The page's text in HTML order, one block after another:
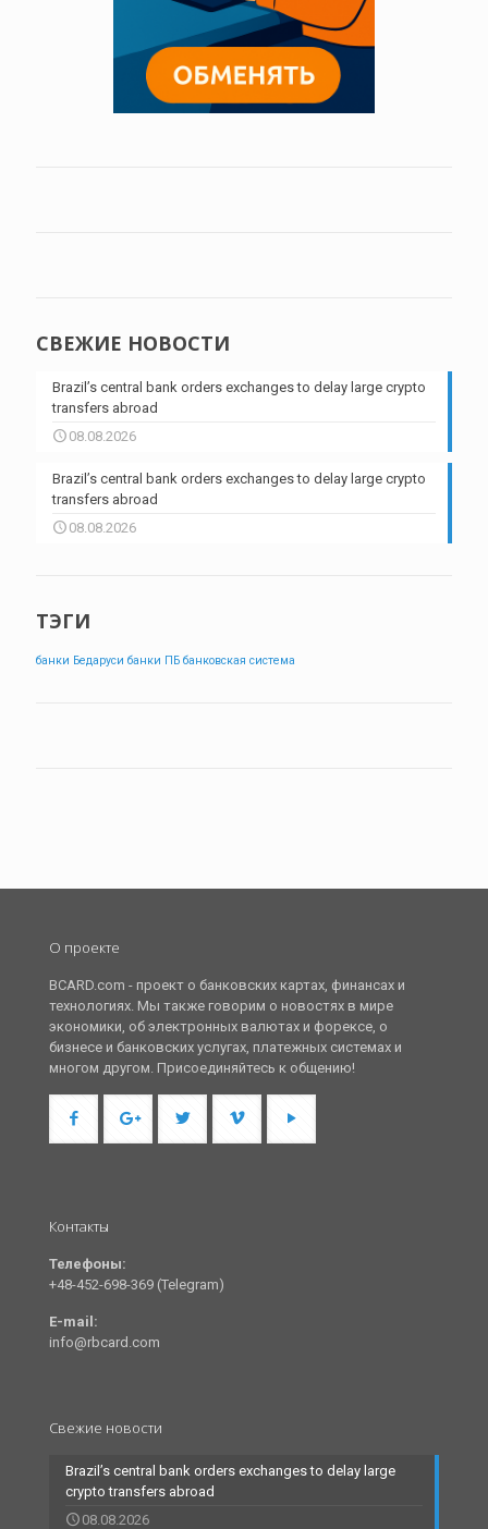
СВЕЖИЕ НОВОСТИ
Brazil’s central bank orders exchanges to delay large crypto
transfers abroad
08.08.2026
Brazil’s central bank orders exchanges to delay large crypto
transfers abroad
08.08.2026
ТЭГИ
банки Бедаруси банки ПБ банковская система
О проекте
BCARD.com - проект о банковских картах, финансах и
технологиях. Мы также говорим о новостях в мире
экономики, об электронных валютах и форексе, о
бизнесе и банковских услугах, платежных системах и
многом другом. Присоединяйтесь к общению!
Контакты
Телефоны:
+48-452-698-369 (Telegram)
E-mail:
info@rbcard.com
Свежие новости
Brazil’s central bank orders exchanges to delay large
crypto transfers abroad
08.08.2026